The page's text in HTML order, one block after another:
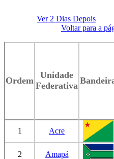
Ver 2 Dias Depois
Voltar para a
Ordem
Unidade
Federativa
1 Acre
2 Amapá